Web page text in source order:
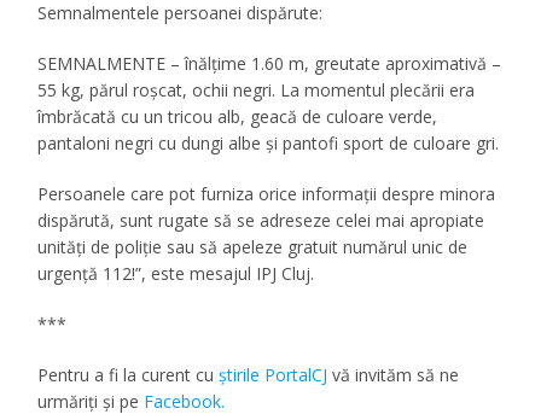
Semnalmentele persoanei dispărute:
SEMNALMENTE – înălțime 1.60 m, greutate aproximativă –
55 kg, părul roșcat, ochii negri. La momentul plecării era
îmbrăcată cu un tricou alb, geacă de culoare verde,
pantaloni negri cu dungi albe și pantofi sport de culoare gri.
Persoanele care pot furniza orice informaţii despre minora
dispărută, sunt rugate să se adreseze celei mai apropiate
unităţi de poliţie sau să apeleze gratuit numărul unic de
urgenţă 112!”, este mesajul IPJ Cluj.
***
Pentru a fi la curent cuştirile PortalCJ vă invităm să ne
urmăriţi şi pe Facebook.